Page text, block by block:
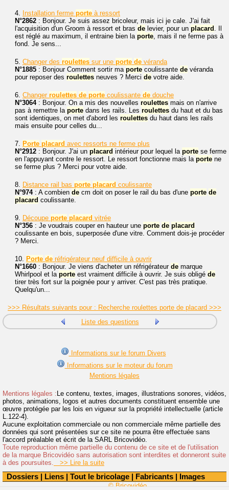
Dossiers | Liens | Tout le bricolage | Fabricants | Images
4. Installation ferme porte à ressort
N°2862 : Bonjour. Je suis assez bricoleur, mais ici je cale. J'ai fait
l'acquisition d'un Groom à ressort et bras de levier, pour un placard . Il
est réglé au maximum, il entraine bien la porte, mais il ne ferme pas à
fond. Je sens...
5. Changer des roulettes sur une porte de véranda
N°1885 : Bonjour Comment sortir ma porte coulissante de véranda
pour reposer des roulettes neuves ? Merci de votre aide.
6. Changer roulettes de porte coulissante de douche
N°3064: Bonjour. On a mis des nouvelles roulettes mais on n'arrive
pas à remettre la porte dans les rails. Les roulettes du haut et du bas
sont identiques, on met d'abord les roulettes du haut dans les rails
mais ensuite pour celles du...
7. Porte placard avec ressorts ne ferme plus
N°2912 : Bonjour. J'ai un placard intérieur pour lequel la porte se ferme
en l'appuyant contre le ressort. Le ressort fonctionne mais la porte ne
se ferme plus ? Merci pour votre aide.
8. Distance rail bas porte placard coulissante
N°974: A combien de cm doit on poser le rail du bas d'une porte de
placard coulissante.
9. Découpe porte placard vitrée
N°356 : Je voudrais couper en hauteur une porte de placard
coulissante en bois, superposée d'une vitre. Comment dois-je procéder
? Merci.
10. Porte de réfrigérateur neuf difficile à ouvrir
N°1660 : Bonjour. Je viens d'acheter un réfrigérateur de marque
Whirlpool et la porte est vraiment difficile à ouvrir. Je suis obligé de
tirer très fort sur la poignée pour y arriver. C'est pas très pratique.
Quelqu'un...
>>> Résultats suivants pour : Recherche roulettes porte de placard >>>
Liste des questions
Informations sur le forum Divers
Informations sur le moteur du forum
Mentions légales
Mentions légales : Le contenu, textes, images, illustrations sonores, vidéos,
photos, animations, logos et autres documents constituent ensemble une
œuvre protégée par les lois en vigueur sur la propriété intellectuelle (article
L.122-4).
Aucune exploitation commerciale ou non commerciale même partielle des
données qui sont présentées sur ce site ne pourra être effectuée sans
l'accord préalable et écrit de la SARL Bricovidéo.
Toute reproduction même partielle du contenu de ce site et de l'utilisation
de la marque Bricovidéo sans autorisation sont interdites et donneront suite
à des poursuites. >> Lire la suite
© Bricovidéo